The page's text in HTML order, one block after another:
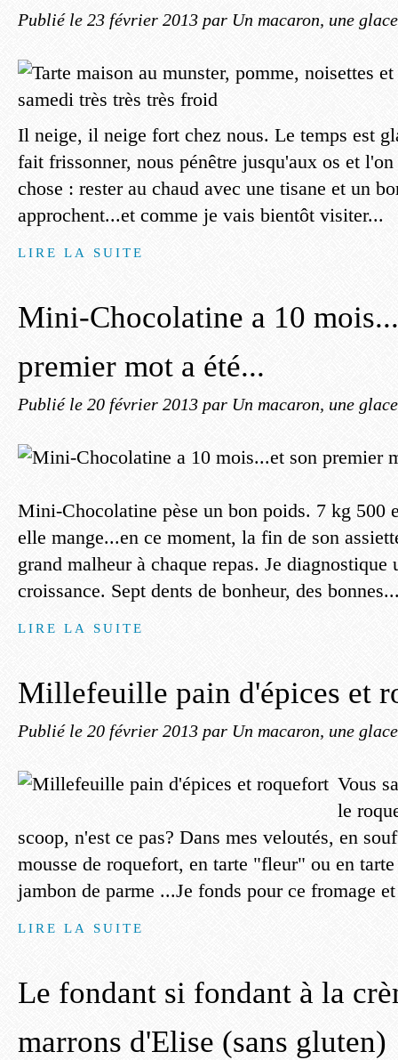
Publié le 23 février 2013 par Un macaron, une
Il neige, il neige fort chez nous. Le temps est
fait frissonner, nous pénêtre jusqu'aux os et l'on
chose : rester au chaud avec une tisane et un
approchent...et comme je vais bientôt visiter...
LIRE LA SUITE
Mini-Chocolatine a 10
premier mot a été...
Publié le 20 février 2013 par Un macaron, une
Mini-Chocolatine pèse un bon poids. 7 kg 500
elle mange...en ce moment, la fin de son
grand malheur à chaque repas. Je diagnostique
croissance. Sept dents de bonheur, des
LIRE LA SUITE
Millefeuille pain d'épices et
Publié le 20 février 2013 par Un macaron, une
Vous
le
scoop, n'est ce pas? Dans mes veloutés, en
mousse de roquefort, en tarte "fleur" ou en
jambon de parme ...Je fonds pour ce fromage
LIRE LA SUITE
Le fondant si fondant à la
marrons d'Elise (sans gluten)